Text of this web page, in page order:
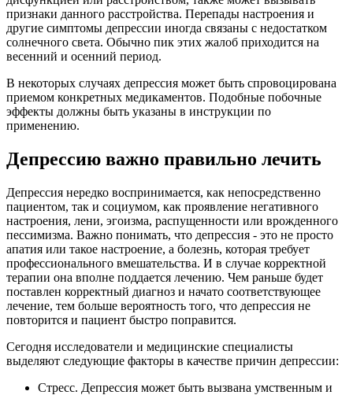
признаки данного расстройства. Перепады настроения и
другие симптомы депрессии иногда связаны с недостатком
солнечного света. Обычно пик этих жалоб приходится на
весенний и осенний период.
В некоторых случаях депрессия может быть спровоцирована
приемом конкретных медикаментов. Подобные побочные
эффекты должны быть указаны в инструкции по
применению.
Депрессию важно правильно лечить
Депрессия нередко воспринимается, как непосредственно
пациентом, так и социумом, как проявление негативного
настроения, лени, эгоизма, распущенности или врожденного
пессимизма. Важно понимать, что депрессия - это не просто
апатия или такое настроение, а болезнь, которая требует
профессионального вмешательства. И в случае корректной
терапии она вполне поддается лечению. Чем раньше будет
поставлен корректный диагноз и начато соответствующее
лечение, тем больше вероятность того, что депрессия не
повторится и пациент быстро поправится.
Сегодня исследователи и медицинские специалисты
выделяют следующие факторы в качестве причин депрессии:
Стресс. Депрессия может быть вызвана умственным и